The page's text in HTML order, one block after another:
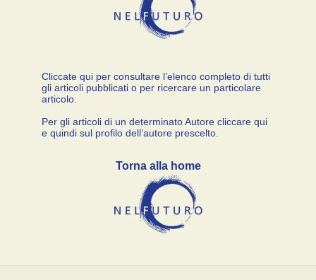
Cliccate qui per consultare l’elenco completo di tutti
gli articoli pubblicati o per ricercare un particolare
articolo.
Per gli articoli di un determinato Autore cliccare qui
e quindi sul profilo dell’autore prescelto.
Torna alla home